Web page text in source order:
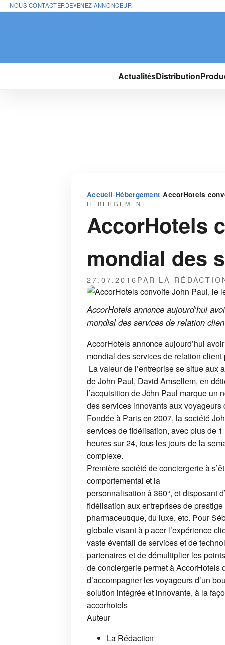
NOUS CONTACTERDEVENEZ ANNONCEUR
ActualitésDistribution
Accueil›Hébergement›AccorHotels
HÉBERGEMENT
AccorHotels
mondial des
27.07.2016PAR LA
AccorHotels annonce aujourd’hui
mondial des services de relation
AccorHotels annonce aujourd’hui
mondial des services de relation
La valeur de l’entreprise se situe
de John Paul, David Amsellem, en
l’acquisition de John Paul marque un
des services innovants aux voyageurs
Fondée à Paris en 2007, la société
services de fidélisation, avec plus de
heures sur 24, tous les jours de la
complexe.
Première société de conciergerie à
comportemental et la
personnalisation à 360°, et disposant
fidélisation aux entreprises de
pharmaceutique, du luxe, etc. Pour
globale visant à placer l’expérience
vaste éventail de services et de
partenaires et de démultiplier les
de conciergerie permet à AccorHotels
d’accompagner les voyageurs d’un
solution intégrée et innovante, à la
accorhotels
Auteur
La Rédaction